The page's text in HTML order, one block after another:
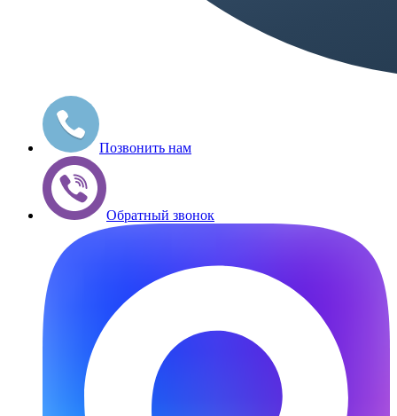
Позвонить нам
Обратный звонок